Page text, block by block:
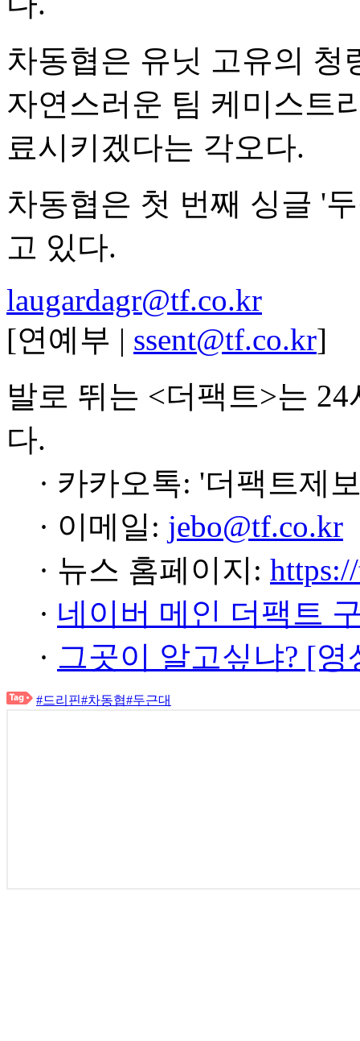
차동협은 유닛 고유의 청
자연스러운 팀 케미스트
료시키겠다는 각오다.
차동협은 첫 번째 싱글 '
고 있다.
laugardagr@tf.co.kr
[연예부 | ssent@tf.co.kr]
발로 뛰는 <더팩트>는
다.
· 카카오톡: '더팩트제
· 이메일: jebo@tf.co.kr
· 뉴스 홈페이지:
· 네이버 메인 더팩트
· 그곳이 알고싶냐? [
#드리핀#차동협#두근대